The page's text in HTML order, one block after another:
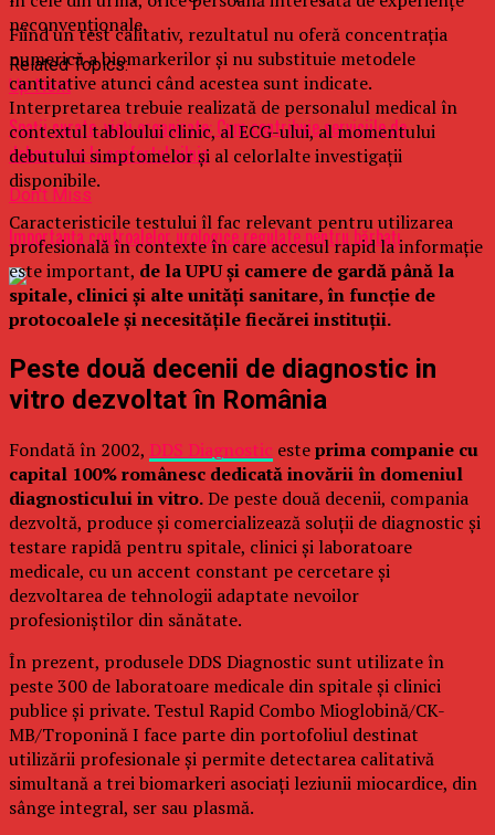
neconvenționale.
Related Topics:
Up Next
Spații curate, vieți organizate: Cum contribuie serviciile de
debarasare la confortul zilnic
Don't Miss
Importanța controalelor urologice regulate pentru bărbați
Fiind un test calitativ, rezultatul nu oferă concentrația
numerică a biomarkerilor și nu substituie metodele
cantitative atunci când acestea sunt indicate.
Interpretarea trebuie realizată de personalul medical în
contextul tabloului clinic, al ECG-ului, al momentului
debutului simptomelor și al celorlalte investigații
disponibile.
Caracteristicile testului îl fac relevant pentru utilizarea
profesională în contexte în care accesul rapid la informație
este important, de la UPU și camere de gardă până la
spitale, clinici și alte unități sanitare, în funcție de
protocoalele și necesitățile fiecărei instituții.
Peste două decenii de diagnostic in
vitro dezvoltat în România
Fondată în 2002, DDS Diagnostic esteprima companie cu
capital 100% românesc dedicată inovării în domeniul
diagnosticului in vitro.De peste două decenii, compania
dezvoltă, produce și comercializează soluții de diagnostic și
testare rapidă pentru spitale, clinici și laboratoare
medicale, cu un accent constant pe cercetare și
dezvoltarea de tehnologii adaptate nevoilor
profesioniștilor din sănătate.
În prezent, produsele DDS Diagnostic sunt utilizate în
peste 300 de laboratoare medicale din spitale și clinici
publice și private. Testul Rapid Combo Mioglobină/CK-
MB/Troponină I face parte din portofoliul destinat
utilizării profesionale și permite detectarea calitativă
simultană a trei biomarkeri asociați leziunii miocardice, din
sânge integral, ser sau plasmă.